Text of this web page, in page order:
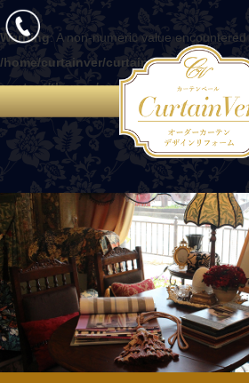
Warning: A non-numeric value encountered
/home/curtainver/curtain-ver.com/
content/themes/curtain/functions.php